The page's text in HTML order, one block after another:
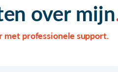
over mijn
met professionele support.